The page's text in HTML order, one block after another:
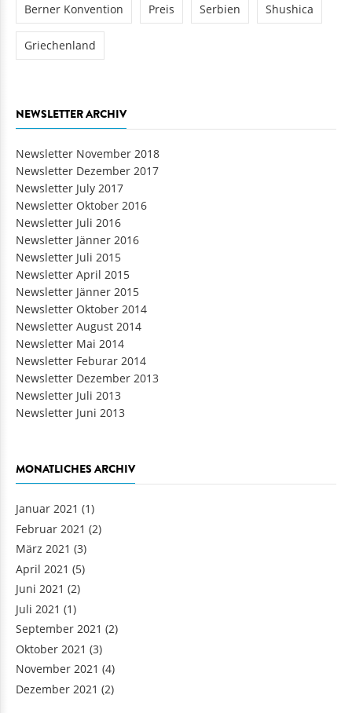
Berner Konvention Preis Serbien Shushica
Griechenland
NEWSLETTER ARCHIV
Newsletter November 2018
Newsletter Dezember 2017
Newsletter July 2017
Newsletter Oktober 2016
Newsletter Juli 2016
Newsletter Jänner 2016
Newsletter Juli 2015
Newsletter April 2015
Newsletter Jänner 2015
Newsletter Oktober 2014
Newsletter August 2014
Newsletter Mai 2014
Newsletter Feburar 2014
Newsletter Dezember 2013
Newsletter Juli 2013
Newsletter Juni 2013
MONATLICHES ARCHIV
Januar 2021 (1)
Februar 2021 (2)
März 2021 (3)
April 2021 (5)
Juni 2021 (2)
Juli 2021 (1)
September 2021 (2)
Oktober 2021 (3)
November 2021 (4)
Dezember 2021 (2)